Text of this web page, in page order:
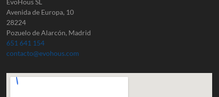
EvoHous SL
Avenida de Europa, 10
28224
Pozuelo de Alarcón, Madrid
651 641 154
contacto@evohous.com